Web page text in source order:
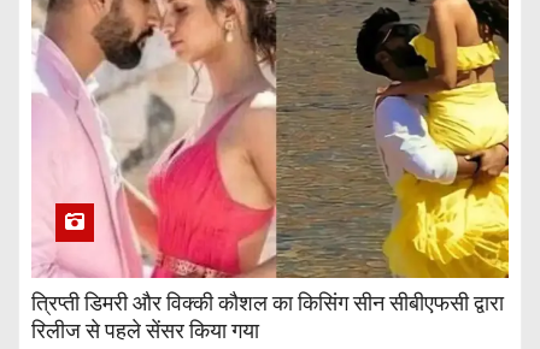
त्रिप्ती डिमरी और विक्की कौशल का किसिंग सीन सीबीएफसी द्वारा
रिलीज से पहले सेंसर किया गया